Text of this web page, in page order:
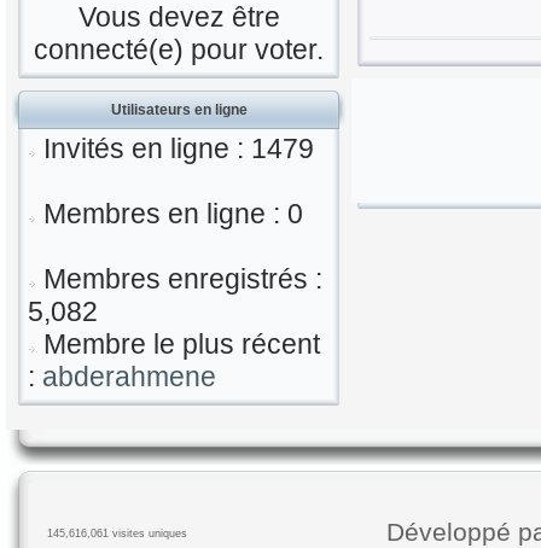
Vous devez être
connecté(e) pour voter.
Utilisateurs en ligne
Invités en ligne : 1479
Membres en ligne : 0
Membres enregistrés :
5,082
Membre le plus récent
: abderahmene
145,616,061 visites uniques Développé